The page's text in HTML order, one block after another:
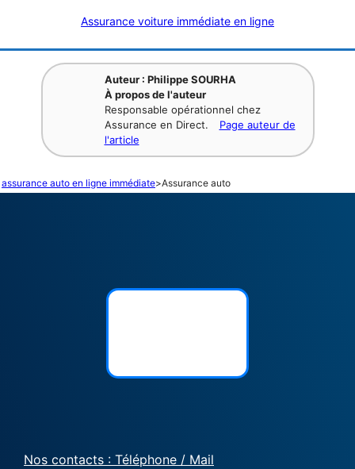
Assurance voiture immédiate en ligne
Auteur : Philippe SOURHA
À propos de l'auteur
Responsable opérationnel chez
Assurance en Direct.
Page auteur de
l'article
assurance auto en ligne immédiate>Assurance auto
Nos contacts : Téléphone / Mail